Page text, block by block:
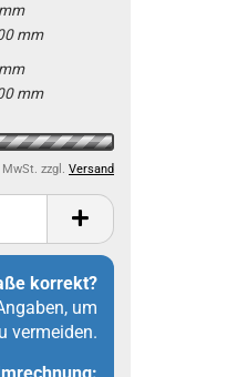
mm
mm
MwSt. zzgl. Versand
korrekt?
um
vermeiden.